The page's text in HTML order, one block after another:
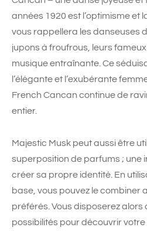
années 1920 est l’optimisme et
vous rappellera les danseuses
jupons à froufrous, leurs
musique entraînante. Ce
l’élégante et l’exubérante
French Cancan continue de
entier.
Majestic Musk peut aussi être
superposition de parfums ; une
créer sa propre identité. En
base, vous pouvez le combiner
préférés. Vous disposerez alors
possibilités pour découvrir